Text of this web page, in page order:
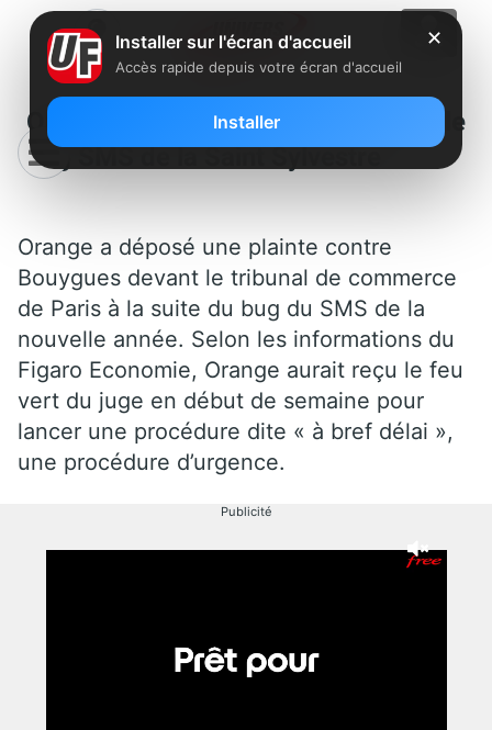
Orange attaque Bouygues pour le
bug SMS de la Saint Sylvestre
Orange a déposé une plainte contre
Bouygues devant le tribunal de commerce
de Paris à la suite du bug du SMS de la
nouvelle année. Selon les informations du
Figaro Economie, Orange aurait reçu le feu
vert du juge en début de semaine pour
lancer une procédure dite « à bref délai »,
une procédure d’urgence.
Publicité
✕
Installer sur l'écran d'accueil
Accès rapide depuis votre écran d'accueil
Installer